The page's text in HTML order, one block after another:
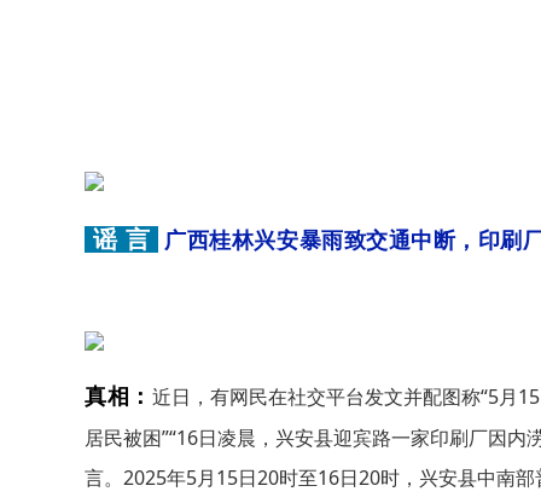
谣 言 广西桂林兴安暴雨致交通中断，印刷
真相： 近日，有网民在社交平台发文并配图称“5月
居民被困”“16日凌晨，兴安县迎宾路一家印刷厂因
言。2025年5月15日20时至16日20时，兴安县中南